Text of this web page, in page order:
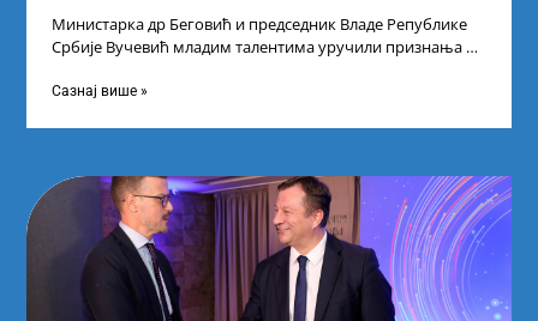
Министарка др Беговић и председник Владе Републике
Србије Вучевић младим талентима уручили признања У
Сазнај више »